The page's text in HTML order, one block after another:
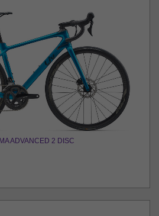
ADVANCED 2 DISC